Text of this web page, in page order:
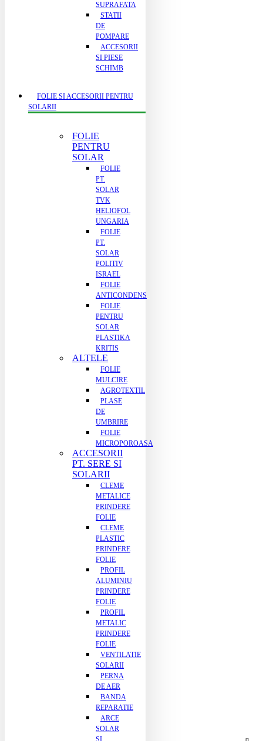
SUPRAFATA
STATII
DE
POMPARE
ACCESORII
SI PIESE
SCHIMB
FOLIE SI ACCESORII PENTRU
SOLARII
FOLIE
PENTRU
SOLAR
FOLIE
PT.
SOLAR
TVK
HELIOFOL
UNGARIA
FOLIE
PT.
SOLAR
POLITIV
ISRAEL
FOLIE
ANTICONDENS
FOLIE
PENTRU
SOLAR
PLASTIKA
KRITIS
ALTELE
FOLIE
MULCIRE
AGROTEXTIL
PLASE
DE
UMBRIRE
FOLIE
MICROPOROASA
ACCESORII
PT. SERE SI
SOLARII
CLEME
METALICE
PRINDERE
FOLIE
CLEME
PLASTIC
PRINDERE
FOLIE
PROFIL
ALUMINIU
PRINDERE
FOLIE
PROFIL
METALIC
PRINDERE
FOLIE
VENTILATIE
SOLARII
PERNA
DE AER
BANDA
REPARATIE
ARCE
SOLAR
SI